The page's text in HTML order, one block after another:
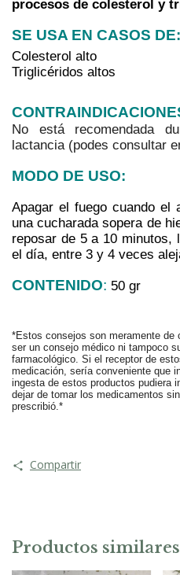
procesos de colesterol y
SE USA EN CASOS DE:
Colesterol alto
Triglicéridos altos
No está recomendada
lactancia (podes consultar
MODO DE USO:
Apagar el fuego cuando el
una cucharada sopera de
reposar de 5 a 10 minutos,
el día, entre 3 y 4 veces
CONTENIDO: 50 gr
*Estos consejos son meramente de
ser un consejo médico ni tampoco
farmacológico. Si el receptor de
medicación, sería conveniente que
ingesta de estos productos pudiera
dejar de tomar los medicamentos
prescribió.*
Compartir
Productos similares